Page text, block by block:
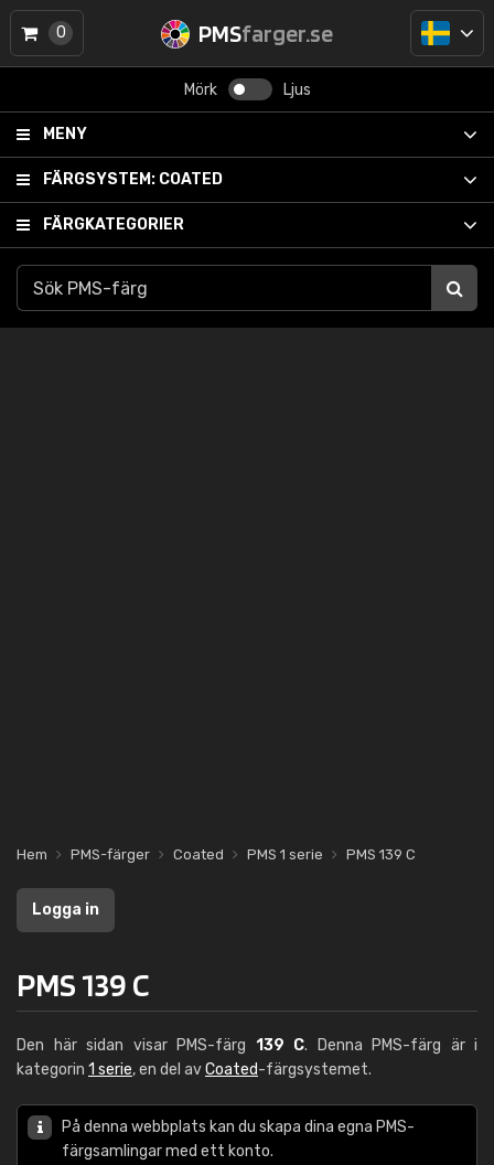
PMSfarger.se
Mörk Ljus
MENY
FÄRGSYSTEM: COATED
FÄRGKATEGORIER
0
Hem PMS-färger Coated PMS 1 serie PMS 139 C
Logga in
PMS 139 C
Den här sidan visar PMS-färg 139 C. Denna PMS-färg är i
kategorin 1 serie, en del avCoated-färgsystemet.
På denna webbplats kan du skapa dina egna PMS-
färgsamlingar med ett konto.